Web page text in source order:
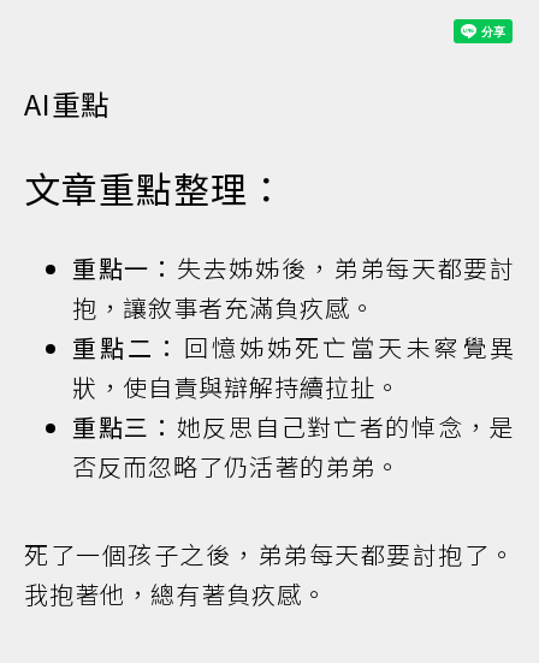
AI重點
文章重點整理：
重點一： 失去姊姊後，弟弟每天都要討
抱，讓敘事者充滿負疚感。
重點二： 回憶姊姊死亡當天未察覺異
狀，使自責與辯解持續拉扯。
重點三： 她反思自己對亡者的悼念，是
否反而忽略了仍活著的弟弟。
死了一個孩子之後，弟弟每天都要討抱了。
我抱著他，總有著負疚感。